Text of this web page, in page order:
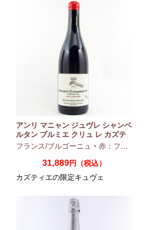
アンリ マニャン ジュヴレ シャンベ
ルタン プルミエ クリュ レ カズテ
ィエ エルバージュ 24 モワ 2023
フランス/ブルゴーニュ ・ 赤：フルボディ
31,889円（税込）
カズティエの限定キュヴェ